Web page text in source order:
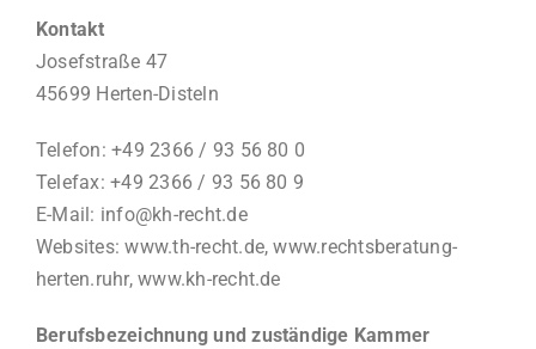
Kontakt
Josefstraße 47
45699 Herten-Disteln
Telefon: +49 2366 / 93 56 80 0
Telefax: +49 2366 / 93 56 80 9
E-Mail: info@kh-recht.de
Websites:www.th-recht.de,www.rechtsberatung-
herten.ruhr,www.kh-recht.de
Berufsbezeichnung und zuständige Kammer